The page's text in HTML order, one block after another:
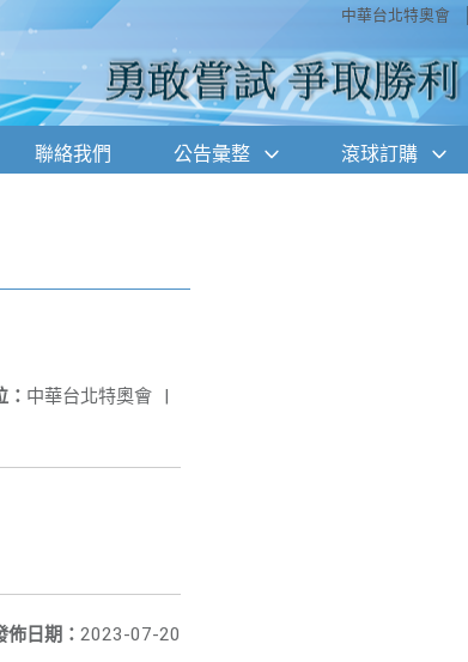
中華台北特奧會
聯絡我們 公告彙整 滾球訂購
： 中華台北特奧會 |
佈日期： 2023-07-20